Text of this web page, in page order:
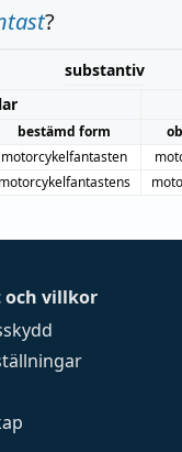
?
substantiv
bestämd form
motorcykelfantasten
motorcykelfantastens
villkor